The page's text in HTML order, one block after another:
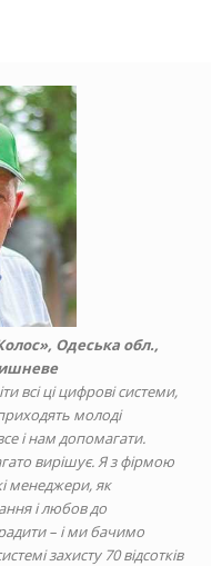
Одеська обл.,
всі ці цифрові системи,
молоді
і нам допомагати.
вирішує. Я з фірмою
менеджери, як
і любов до
– і ми бачимо
захисту 70 відсотків